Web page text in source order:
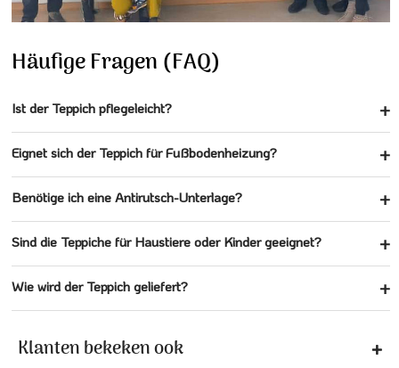
Häufige Fragen (FAQ)
Ist der Teppich pflegeleicht?
Eignet sich der Teppich für Fußbodenheizung?
Benötige ich eine Antirutsch-Unterlage?
Sind die Teppiche für Haustiere oder Kinder geeignet?
Wie wird der Teppich geliefert?
Klanten bekeken ook